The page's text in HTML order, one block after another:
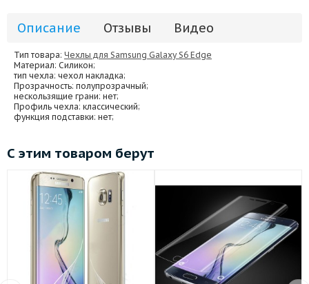
Описание Отзывы Видео
Тип товара: Чехлы для Samsung Galaxy S6 Edge
Материал: Силикон;
тип чехла: чехол накладка;
Прозрачность: полупрозрачный;
нескользящие грани: нет;
Профиль чехла: классический;
функция подставки: нет;
С этим товаром берут